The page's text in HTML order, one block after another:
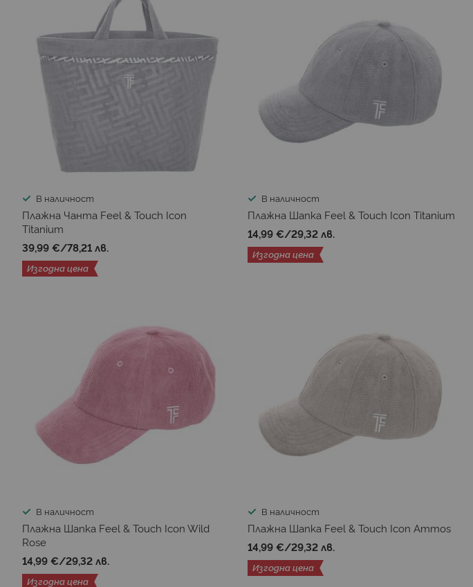
В наличност
Плажна Чанта Feel & Touch Icon
Titanium
39,99 €/78,21 лв.
Изгодна цена
В наличност
Плажна Шапка Feel & Touch Icon Titanium
14,99 €/29,32 лв.
Изгодна цена
В наличност
Плажна Шапка Feel & Touch Icon Wild
Rose
14,99 €/29,32 лв.
Изгодна цена
В наличност
Плажна Шапка Feel & Touch Icon Ammos
14,99 €/29,32 лв.
Изгодна цена